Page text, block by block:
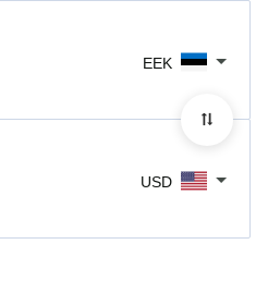
EEK
USD